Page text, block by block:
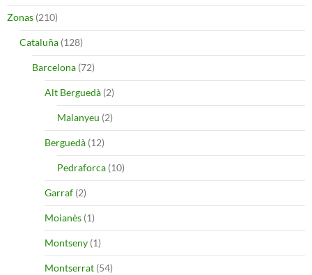
Zonas (210)
Cataluña (128)
Barcelona (72)
Alt Berguedà (2)
Malanyeu (2)
Berguedà (12)
Pedraforca (10)
Garraf (2)
Moianès (1)
Montseny (1)
Montserrat (54)